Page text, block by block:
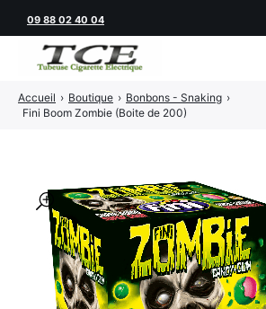
🔍
Accueil › Boutique › Bonbons - Snaking ›
Fini Boom Zombie (Boite de 200)
09 88 02 40 04
Tubeuses
Filtres
Rouleuses
Briquets